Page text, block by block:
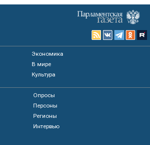
Экономика
В мире
Культура
Опросы
Персоны
Регионы
Интервью